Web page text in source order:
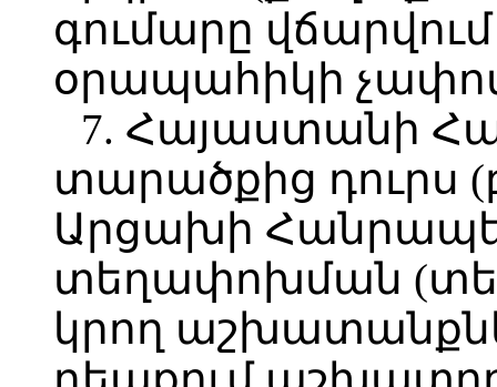
գումարը
օրապահիկի
7. Հայաստանի
տարածքից դուրս
Արցախի
տեղափոխման
կրող